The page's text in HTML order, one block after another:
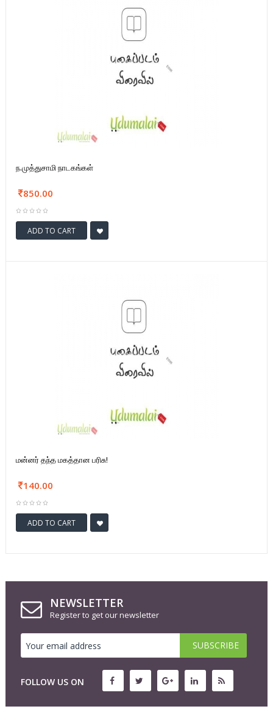
ந.முத்துசாமி நாடகங்கள்
850.00
ADD TO CART
மன்னர் தந்த மகத்தான பரிசு!
140.00
ADD TO CART
NEWSLETTER
Register to get our newsletter
FOLLOW US ON